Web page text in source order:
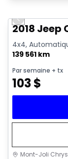
Previous slide
2018 Jeep
4x4,
139 561 km
Par semaine + tx
103$
Mont-Joli